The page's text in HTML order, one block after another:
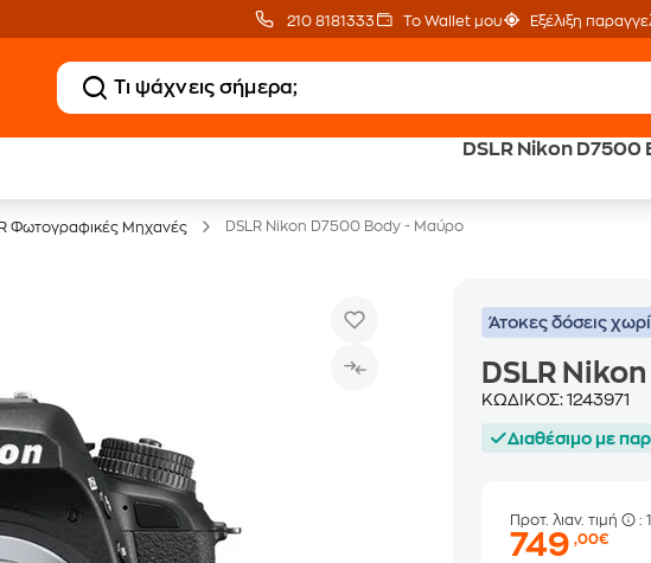
210 8181333 Το Wallet μου Εξέλιξη
DSLR Nikon
Δωρεάν Μεταφορικά
Φωτογραφικές Μηχανές DSLR Nikon D7500 Body - Μαύρο
Άτοκες δόσεις
DSLR
ΚΩΔΙΚΟΣ:1243971
Διαθέσιμο με
Προτ. λιαν. τιμή :
749,00€